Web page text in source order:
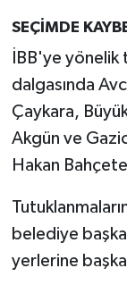
SEÇİMDE
İBB'ye yönelik
dalgasında
Çaykara,
Akgün ve
Hakan
belediye
yerlerine